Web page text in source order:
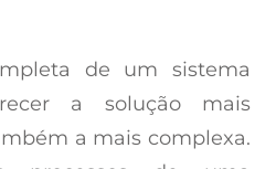
de um sistema
a solução mais
a mais complexa.